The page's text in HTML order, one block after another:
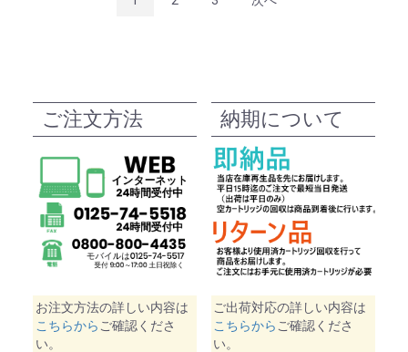
ご注文方法
お注文方法の詳しい内容は
こちらから ご確認くださ
い。
納期について
ご出荷対応の詳しい内容は
こちらから ご確認くださ
い。